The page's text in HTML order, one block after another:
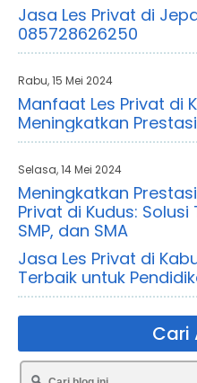
Jasa Les Privat di
085728626250
Rabu, 15 Mei 2024
Manfaat Les Privat di
Meningkatkan
Selasa, 14 Mei 2024
Meningkatkan
Privat di Kudus: Solusi
SMP, dan SMA
Jasa Les Privat di
Terbaik untuk
Cari